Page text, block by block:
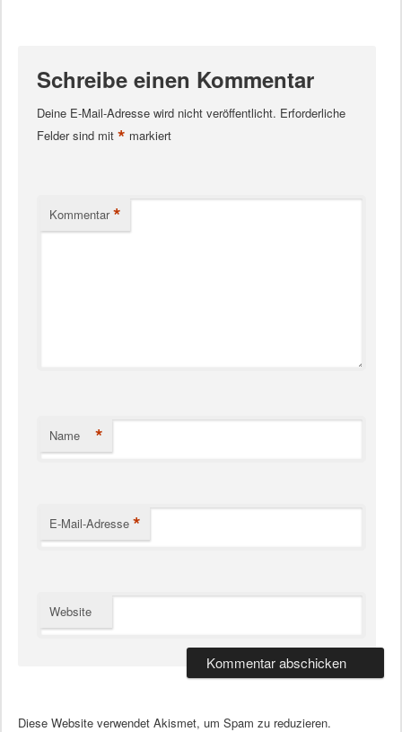
Schreibe einen Kommentar
Deine E-Mail-Adresse wird nicht veröffentlicht. Erforderliche
Felder sind mit * markiert
Kommentar *
Name *
E-Mail-Adresse *
Website
Diese Website verwendet Akismet, um Spam zu reduzieren.